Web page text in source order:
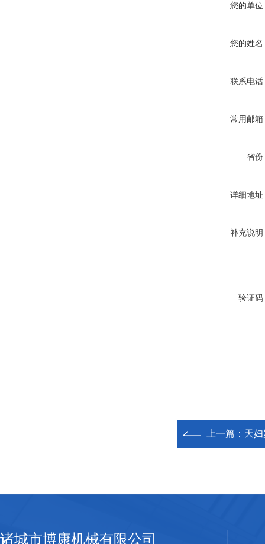
您的单位
您的姓名
联系电话
常用邮箱
省份
详细地址
补充说明
验证码
上一篇： 天
诸城市博康机械有限公司